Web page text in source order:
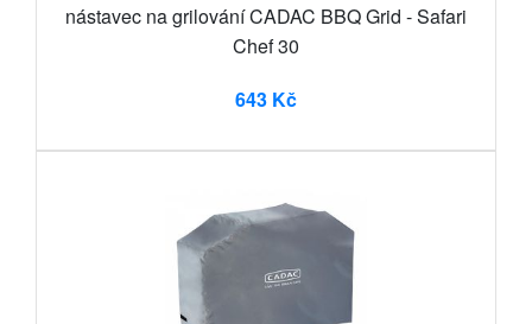
nástavec na grilování CADAC BBQ Grid - Safari
Chef 30
643 Kč